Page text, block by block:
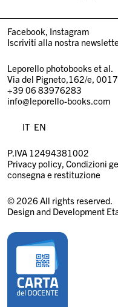
Facebook Instagram
Iscriviti alla nostra
Leporello photobooks et al.
Via del Pigneto,162/e,
+39 06 83976283
info@leporello-books.com
IT EN
P.IVA 12494381002
Privacy policy Condizioni
consegna e restituzione
© 2026 All rights reserved.
Design and Development